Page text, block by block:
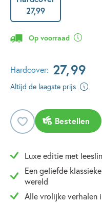
27,99
Op voorraad
Hardcover: 27,99
Altijd de laagste prijs
Bestellen
Luxe editie met
Een geliefde
wereld
Alle vrolijke verhalen